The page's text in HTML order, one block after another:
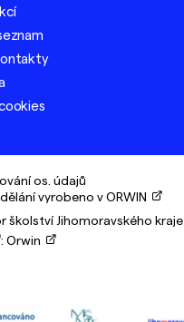
os. údajů
vyrobeno v ORWIN
školství Jihomoravského kraje
: Orwin